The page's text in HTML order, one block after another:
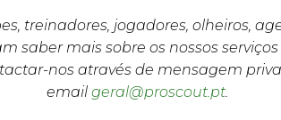
treinadores, jogadores, olheiros,
saber mais sobre os nossos
nos através de mensagem
email geral@proscout.pt.